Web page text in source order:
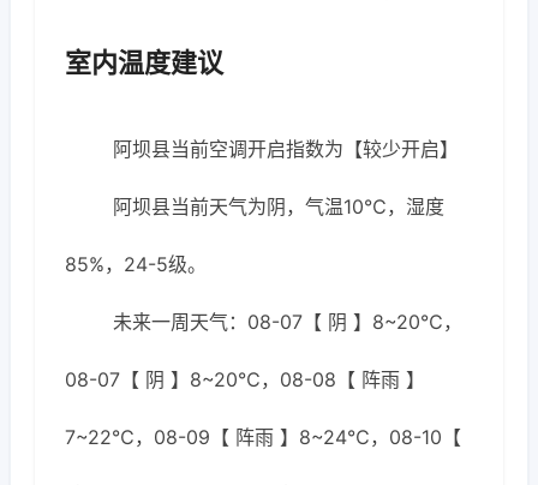
室内温度建议
阿坝县当前空调开启指数为【较少开启】
阿坝县当前天气为阴，气温10℃，湿度
85%，24-5级。
未来一周天气：08-07【 阴 】8~20℃，
08-07【 阴 】8~20℃，08-08【 阵雨 】
7~22℃，08-09【 阵雨 】8~24℃，08-10【